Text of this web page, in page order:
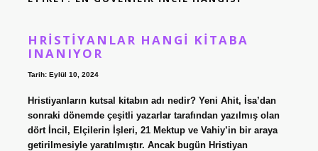
HRISTIYANLAR HANGI KITABA
INANIYOR
Tarih: Eylül 10, 2024
Hristiyanların kutsal kitabın adı nedir? Yeni Ahit, İsa’dan
sonraki dönemde çeşitli yazarlar tarafından yazılmış olan
dört İncil, Elçilerin İşleri, 21 Mektup ve Vahiy’in bir araya
getirilmesiyle yaratılmıştır. Ancak bugün Hristiyan